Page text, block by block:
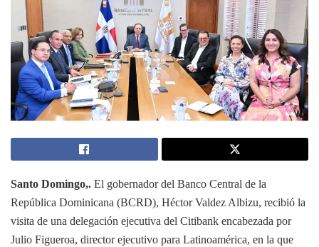
Santo Domingo,. El gobernador del Banco Central de la
República Dominicana (BCRD), Héctor Valdez Albizu, recibió la
visita de una delegación ejecutiva del Citibank encabezada por
Julio Figueroa, director ejecutivo para Latinoamérica, en la que